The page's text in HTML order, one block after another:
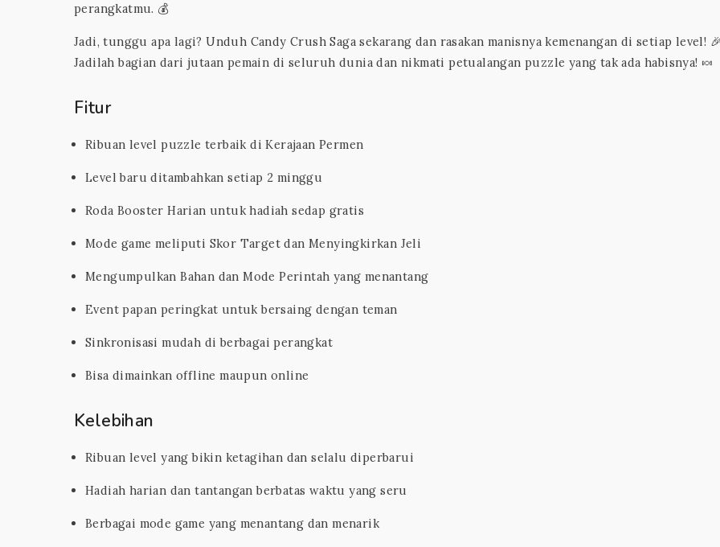
perangkatmu. 💰
Jadi, tunggu apa lagi? Unduh Candy Crush Saga sekarang dan rasakan manisnya kemenangan di setiap level!
Jadilah bagian dari jutaan pemain di seluruh dunia dan nikmati petualangan puzzle yang tak ada habisnya! 🍬
Fitur
Ribuan level puzzle terbaik di Kerajaan Permen
Level baru ditambahkan setiap 2 minggu
Roda Booster Harian untuk hadiah sedap gratis
Mode game meliputi Skor Target dan Menyingkirkan Jeli
Mengumpulkan Bahan dan Mode Perintah yang menantang
Event papan peringkat untuk bersaing dengan teman
Sinkronisasi mudah di berbagai perangkat
Bisa dimainkan offline maupun online
Kelebihan
Ribuan level yang bikin ketagihan dan selalu diperbarui
Hadiah harian dan tantangan berbatas waktu yang seru
Berbagai mode game yang menantang dan menarik